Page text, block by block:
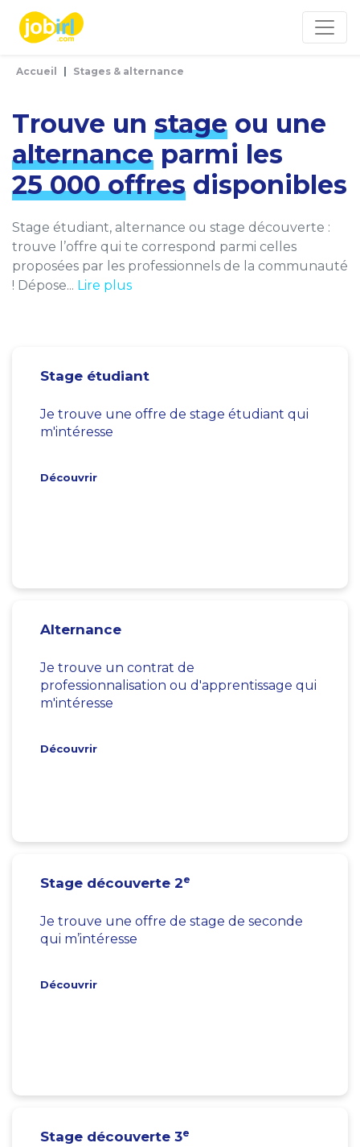
Accueil Stages & alternance
Trouve un stage ou une
alternance parmi les
25 000 offres disponibles
Stage étudiant, alternance ou stage découverte :
trouve l’offre qui te correspond parmi celles
proposées par les professionnels de la communauté
! Dépose... Lire plus
Stage étudiant
Je trouve une offre de stage étudiant qui
m'intéresse
Découvrir
Alternance
Je trouve un contrat de
professionnalisation ou d'apprentissage qui
m'intéresse
Découvrir
Stage découverte 2e
Je trouve une offre de stage de seconde
qui m’intéresse
Découvrir
Stage découverte 3e
Panneau de gestion des cookies